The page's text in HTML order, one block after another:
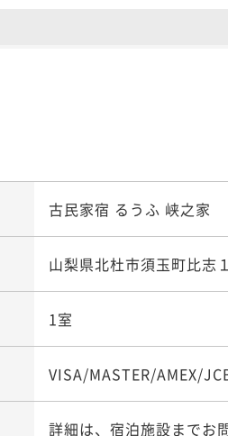
能する特選囲炉裏会席
古民家宿 るうふ 峡之家
山梨県北杜市須玉町比志
1室
VISA/MASTER/AMEX/
詳細は、宿泊施設までお